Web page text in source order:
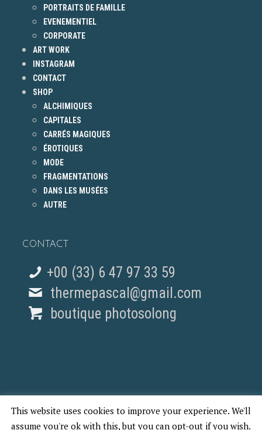
PORTRAITS DE FAMILLE
EVENEMENTIEL
CORPORATE
ART WORK
INSTAGRAM
CONTACT
SHOP
ALCHIMIQUES
CAPITALES
CARRÉS MAGIQUES
ÉROTIQUES
MODE
FRAGMENTATIONS
DANS LES MUSÉES
AUTRE
CONTACT
+00 (33) 6 47 97 33 59
thermepascal@gmail.com
boutique photosolong
© 2018 Pascal Therme - REPORTAGES PHOTO PARIS
This website uses cookies to improve your experience. We'll
assume you're ok with this, but you can opt-out if you wish.